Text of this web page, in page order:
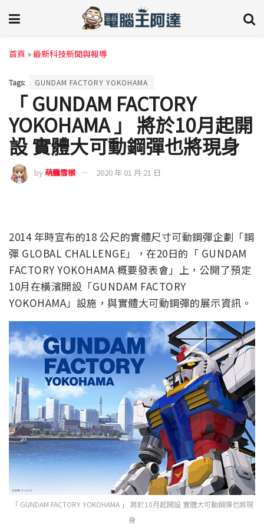
首頁 »最新科技新聞與報導
Tags: GUNDAM FACTORY YOKOHAMA
「 GUNDAM FACTORY
YOKOHAMA 」 將於10月起開
設 實體大可動鋼彈也將現身
by 萌朧雪猴 2020 年 01 月 21 日
2014 年時宣布的18 公尺的實體尺寸可動鋼彈企劃「鋼
彈 GLOBAL CHALLENGE」，在20日的「 GUNDAM
FACTORY YOKOHAMA 概要發表會」上，公開了預定
10月在橫濱開設「GUNDAM FACTORY
YOKOHAMA」設施，與實體大可動鋼彈的展示資訊。
「 GUNDAM FACTORY YOKOHAMA 」 將於10月起開設 實體大可動鋼彈也將現
身